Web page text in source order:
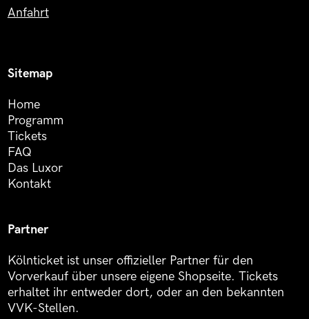
Anfahrt
Sitemap
Home
Programm
Tickets
FAQ
Das Luxor
Kontakt
Partner
Kölnticket ist unser offizieller Partner für den
Vorverkauf über unsere eigene Shopseite. Tickets
erhaltet ihr entweder dort, oder an den bekannten
VVK-Stellen.